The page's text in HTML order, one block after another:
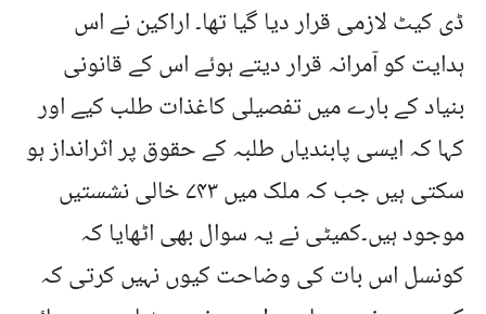
ڈی کیٹ لازمی قرار دیا گیا تھا۔ اراکین نے اس
ہدایت کو آمرانہ قرار دیتے ہوئے اس کے قانونی
بنیاد کے بارے میں تفصیلی کاغذات طلب کیے اور
کہا کہ ایسی پابندیاں طلبہ کے حقوق پر اثرانداز ہو
سکتی ہیں جب کہ ملک میں ۷۴۳ خالی نشستیں
موجود ہیں۔کمیٹی نے یہ سوال بھی اٹھایا کہ
کونسل اس بات کی وضاحت کیوں نہیں کرتی کہ